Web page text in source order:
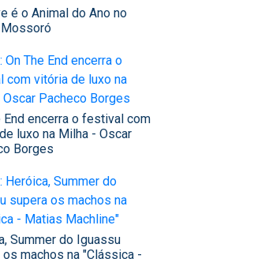
é o Animal do Ano no
End encerra o festival com
luxo na Milha - Oscar
Borges
Summer do Iguassu
os machos na "Clássica -